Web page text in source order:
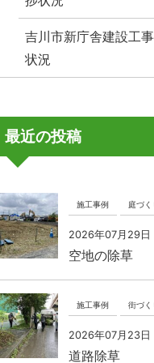
吉川市新庁舎建設工
状況
最近の投稿
施工事例 庭づく
2026年07月29日
空地の除草
施工事例 街づく
2026年07月23日
道路除草